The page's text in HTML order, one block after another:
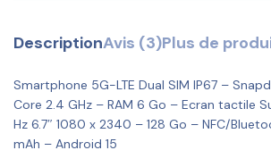
DescriptionAvis (3)Plus de
Smartphone 5G-LTE Dual SIM IP67 –
Core 2.4 GHz – RAM 6 Go – Ecran tactile
Hz 6.7″ 1080 x 2340 – 128 Go – NFC/
mAh – Android 15